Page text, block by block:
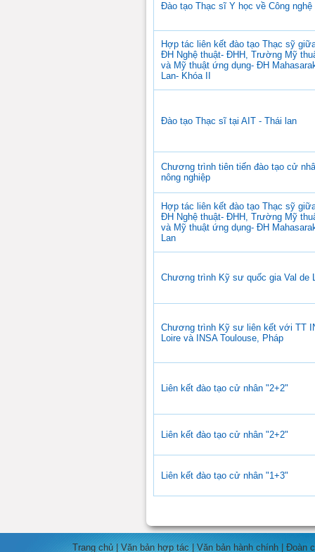
Đào tạo Thạc sĩ Y học về Công nghệ
Hợp tác liên kết đào tạo Thạc sỹ
ĐH Nghệ thuật- ĐHH, Trường Mỹ
và Mỹ thuật ứng dụng- ĐH
Lan- Khóa II
Đào tạo Thạc sĩ tại AIT - Thái lan
Chương trình tiên tiến đào tạo cử
nông nghiệp
Hợp tác liên kết đào tạo Thạc sỹ
ĐH Nghệ thuật- ĐHH, Trường Mỹ
và Mỹ thuật ứng dụng- ĐH
Lan
Chương trình Kỹ sư quốc gia Val de
Chương trình Kỹ sư liên kết với TT
Loire và INSA Toulouse, Pháp
Liên kết đào tạo cử nhân "2+2"
Liên kết đào tạo cử nhân "2+2"
Liên kết đào tạo cử nhân "1+3"
Trang chủ|Văn bản hợp tác|Văn bản hành chính| Đoàn